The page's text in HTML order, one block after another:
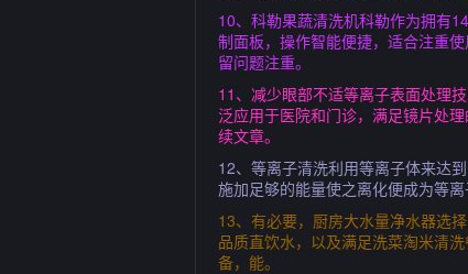
10、科勒果蔬清洗机科勒作为拥有
制面板，操作智能便捷，适合注重
留问题注重。
11、减少眼部不适等离子表面处理
泛应用于医院和门诊，满足镜片处
续文章。
12、等离子清洗利用等离子体来达
施加足够的能量使之离化便成为等
13、有必要，厨房大水量净水器选
品质直饮水，以及满足洗菜淘米清
备，能。